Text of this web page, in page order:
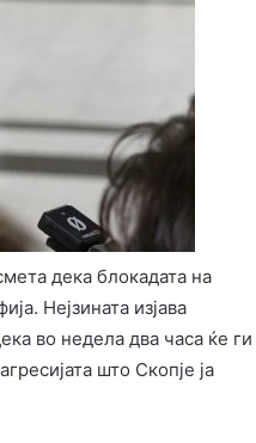
дека блокадата на
Нејзината изјава
во недела два часа ќе ги
што Скопје ја